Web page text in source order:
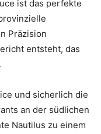
ist das perfekte
Präzision
entsteht, das
und sicherlich die
an der südlichen
Nautilus zu einem